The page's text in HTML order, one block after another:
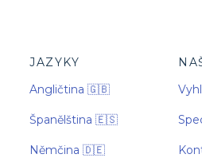
JAZYKY
Angličtina 🇬🇧
Španělština 🇪🇸
Němčina 🇩🇪